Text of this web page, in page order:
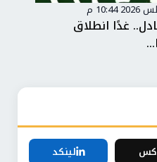
غدًا انطلاق
لينكد